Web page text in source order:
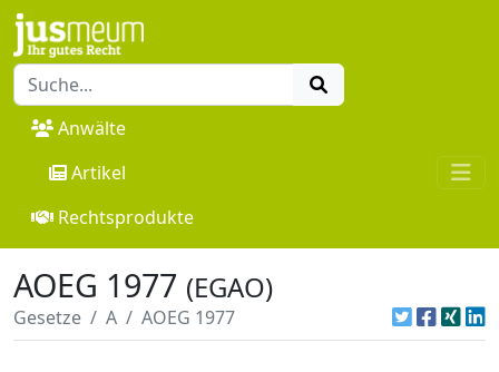
Anwälte
Artikel
Rechtsprodukte
AOEG 1977 (EGAO)
Gesetze A AOEG 1977